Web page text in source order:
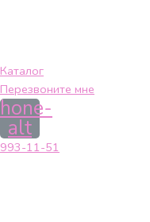
Каталог
Перезвоните мне
alt
993-11-51